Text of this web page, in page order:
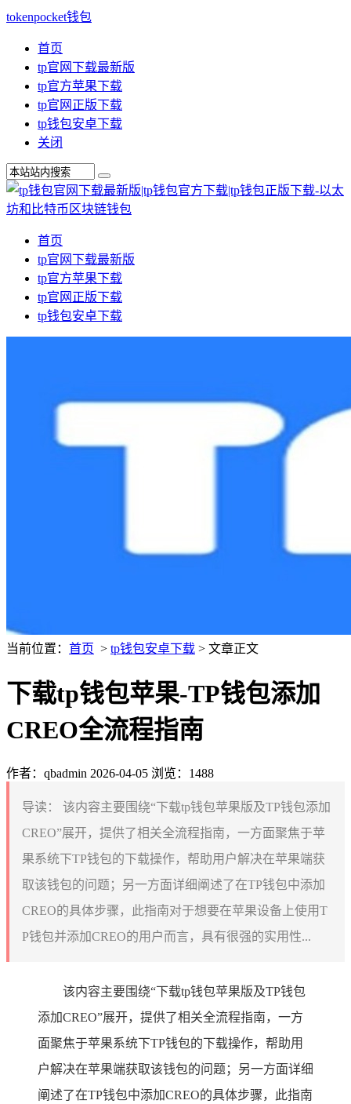
tokenpocket钱包
首页
tp官网下载最新版
tp官方苹果下载
tp官网正版下载
tp钱包安卓下载
关闭
首页
tp官网下载最新版
tp官方苹果下载
tp官网正版下载
tp钱包安卓下载
当前位置： 首页 > tp钱包安卓下载 > 文章正文
下载tp钱包苹果-TP钱包添加
CREO全流程指南
作者：qbadmin 2026-04-05 浏览：1488
导读：
该内容主要围绕“下载tp钱包苹果版及TP钱包添加
CREO”展开，提供了相关全流程指南，一方面聚焦于苹
果系统下TP钱包的下载操作，帮助用户解决在苹果端获
取该钱包的问题；另一方面详细阐述了在TP钱包中添加
CREO的具体步骤，此指南对于想要在苹果设备上使用T
P钱包并添加CREO的用户而言，具有很强的实用性...
该内容主要围绕“下载tp钱包苹果版及TP钱包
添加CREO”展开，提供了相关全流程指南，一方
面聚焦于苹果系统下TP钱包的下载操作，帮助用
户解决在苹果端获取该钱包的问题；另一方面详细
阐述了在TP钱包中添加CREO的具体步骤，此指南